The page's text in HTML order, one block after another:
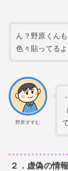
ん？野原くん
色々貼ってるよ
野原すすむ
２．虚偽の情